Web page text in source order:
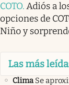
COTO. Adiós a
opciones de
Niño y
Las más
Clima Se